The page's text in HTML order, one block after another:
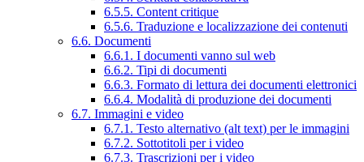
6.5.5. Content critique
6.5.6. Traduzione e localizzazione dei contenuti
6.6. Documenti
6.6.1. I documenti vanno sul web
6.6.2. Tipi di documenti
6.6.3. Formato di lettura dei documenti elettronici
6.6.4. Modalità di produzione dei documenti
6.7. Immagini e video
6.7.1. Testo alternativo (alt text) per le immagini
6.7.2. Sottotitoli per i video
6.7.3. Trascrizioni per i video